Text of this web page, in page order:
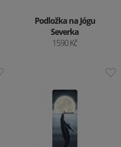
Podložka na Jógu
Severka
1590 Kč